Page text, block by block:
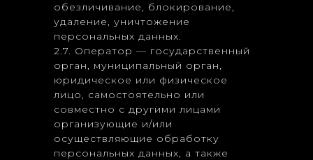
обезличивание, блокирование,
удаление, уничтожение
персональных данных.
2.7. Оператор — государственный
орган, муниципальный орган,
юридическое или физическое
лицо, самостоятельно или
совместно с другими лицами
организующие и/или
осуществляющие обработку
персональных данных, а также